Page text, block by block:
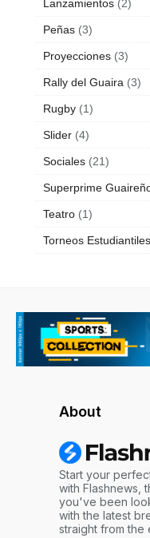
Lanzamientos (2)
Peñas (3)
Proyecciones (3)
Rally del Guaira (3)
Rugby (1)
Slider (4)
Sociales (21)
Superprime
Teatro (1)
Torneos Estudiantiles
About
Start your
with Flashnews,
you've been
with the latest
straight from the